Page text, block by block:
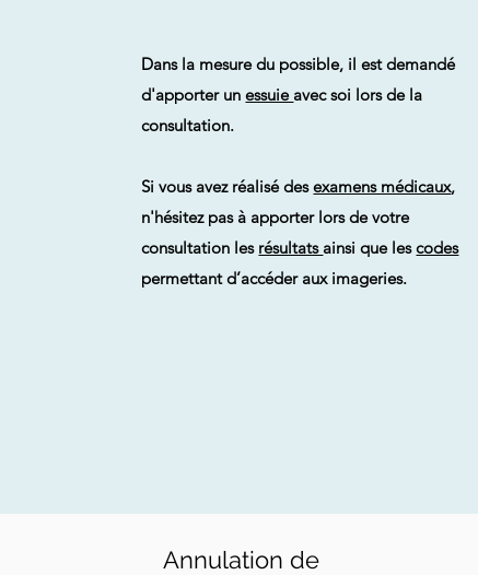
Dans la mesure du possible, il est demandé
d'apporter unessuie avec soi lors de la
consultation.
Si vous avez réalisé desexamens médicaux,
n'hésitez pas à apporter lors de votre
consultation les résultats ainsi que lescodes
permettant d’accéder aux imageries.
Annulation de